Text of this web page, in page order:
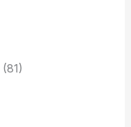
(81)